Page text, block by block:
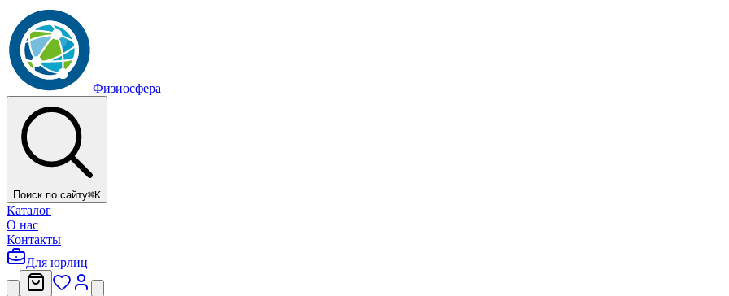
Физиосфера
Поиск по сайту⌘K
Каталог
О нас
Контакты
Для юрлиц